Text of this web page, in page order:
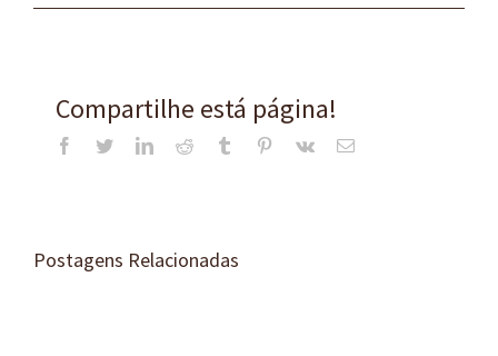
Compartilhe está página!
Facebook
TwitterLinkedInReddit Tumblr Pinterest
Vk
E-
Postagens Relacionadas